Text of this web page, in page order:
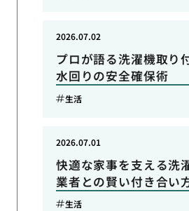
プロが語る洗濯機取り
水回りの安全確保術
2026.07.02
生活
快適な家事を支える洗
業者との賢い付き合い
2026.07.01
生活